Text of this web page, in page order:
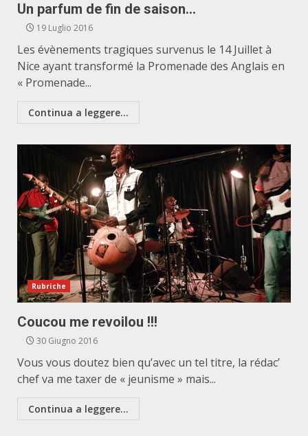
Un parfum de fin de saison…
19 Luglio 2016
Les évènements tragiques survenus le 14 Juillet à
Nice ayant transformé la Promenade des Anglais en
« Promenade...
Continua a leggere...
Rubriche
Coucou me revoilou !!!
30 Giugno 2016
Vous vous doutez bien qu’avec un tel titre, la rédac’
chef va me taxer de « jeunisme » mais...
Continua a leggere...